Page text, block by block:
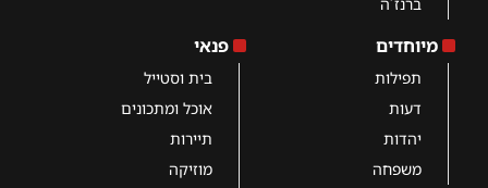
ברנז´ה
מיוחדים
תפילות
דעות
יהדות
משפחה
פנאי
בית וסטייל
אוכל ומתכונים
תיירות
מוזיקה